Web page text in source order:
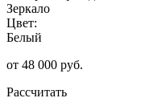
Зеркало
Цвет:
Белый
от 48 000 руб.
Рассчитать